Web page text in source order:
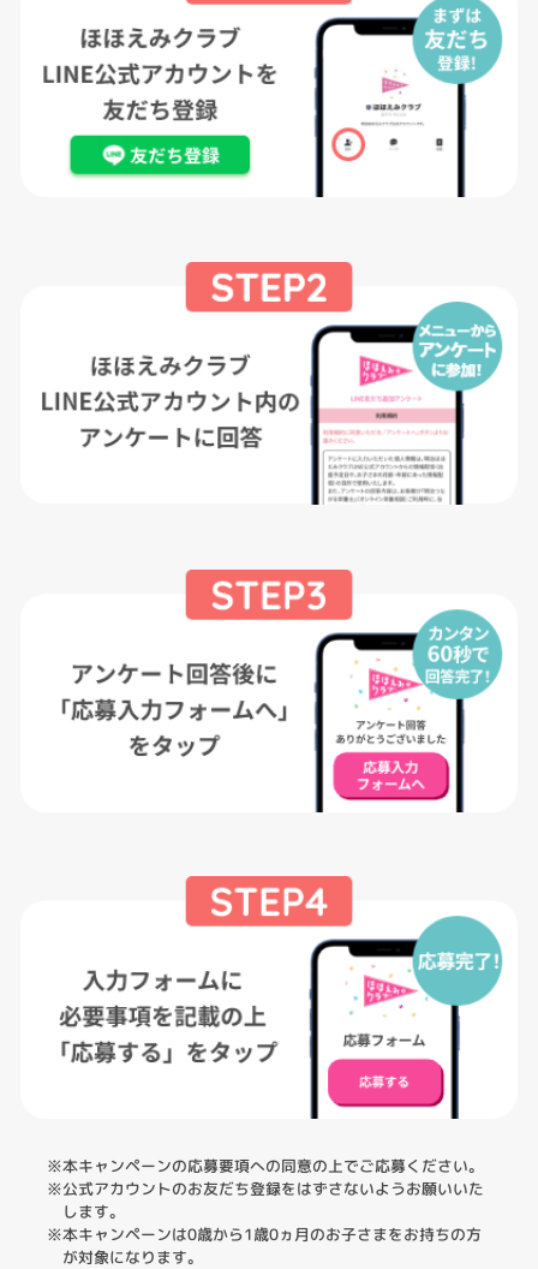
※本キャンペーンの応募要項への同意の上でご応募ください。
※公式アカウントのお友だち登録をはずさないようお願いいた
します。
※本キャンペーンは0歳から1歳0ヵ月のお子さまをお持ちの方
が対象になります。